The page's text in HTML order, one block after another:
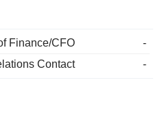
Finance/CFO
-
Contact
-